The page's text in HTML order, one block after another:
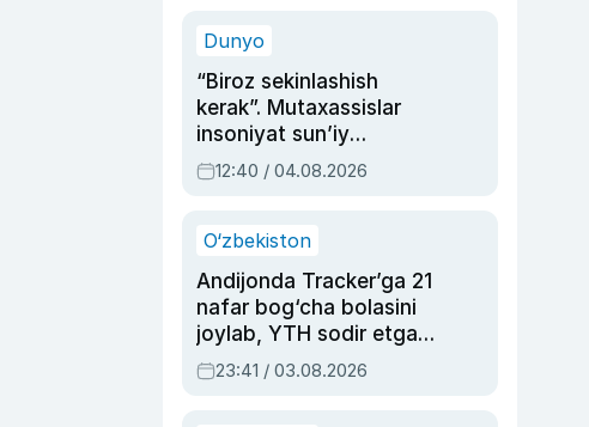
Dunyo
“Biroz sekinlashish
kerak”. Mutaxassislar
insoniyat sun’iy
intellektni boshqara
olmay qolishidan xavotir
12:40 / 04.08.2026
O‘zbekiston
Andijonda Tracker’ga 21
nafar bog‘cha bolasini
joylab, YTH sodir etgan
ayolga sud hukmi o‘qildi
23:41 / 03.08.2026